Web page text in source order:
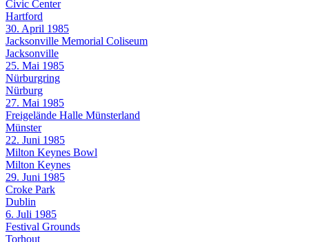
Civic Center
Hartford
30. April 1985
Jacksonville Memorial Coliseum
Jacksonville
25. Mai 1985
Nürburgring
Nürburg
27. Mai 1985
Freigelände Halle Münsterland
Münster
22. Juni 1985
Milton Keynes Bowl
Milton Keynes
29. Juni 1985
Croke Park
Dublin
6. Juli 1985
Festival Grounds
Torhout